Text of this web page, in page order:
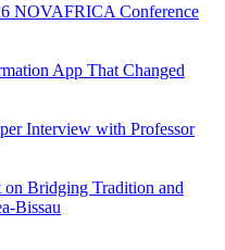
NOVAFRICA Conference
App That Changed
Interview with Professor
Bridging Tradition and
Bissau